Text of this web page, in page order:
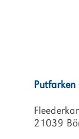
Putfarken
21039